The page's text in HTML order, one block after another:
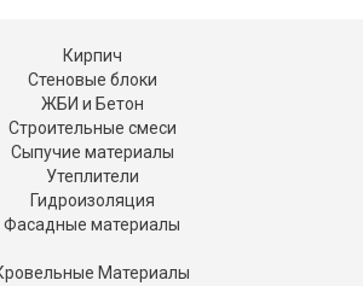
Кирпич
Стеновые блоки
ЖБИ и Бетон
Строительные смеси
Сыпучие материалы
Утеплители
Гидроизоляция
Фасадные материалы
Материалы